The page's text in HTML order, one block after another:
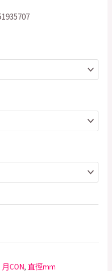
月CON, 直徑mm